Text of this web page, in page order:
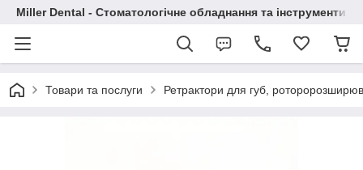
Miller Dental - Стоматологічне обладнання та інструменти
Товари та послуги Ретрактори для губ,